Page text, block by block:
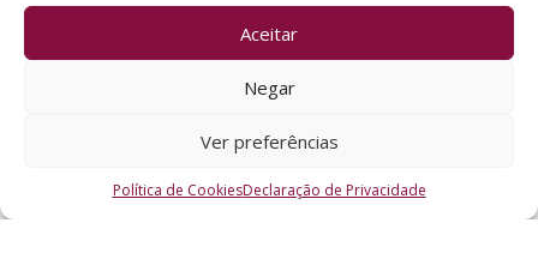
Aceitar
Negar
Ver preferências
Política de CookiesDeclaração de Privacidade